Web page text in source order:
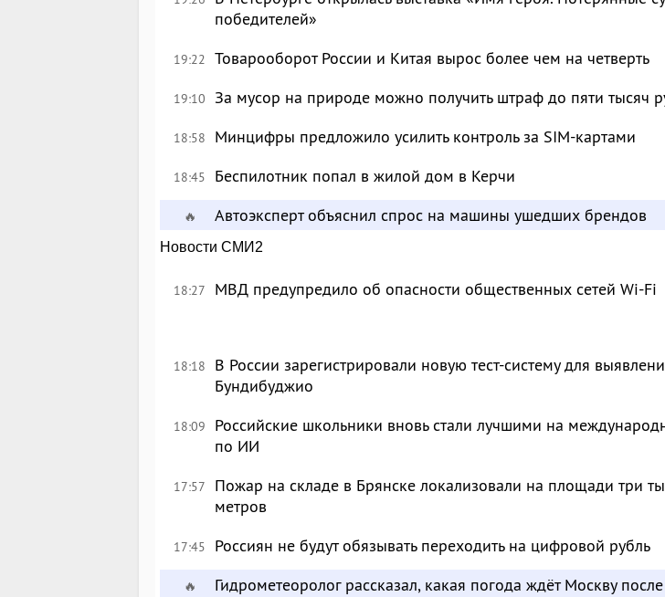
победителей»
19:22 Товарооборот России и Китая вырос более чем на четверть
19:10 За мусор на природе можно получить штраф до пяти тысяч
18:58 Минцифры предложило усилить контроль за SIM-картами
18:45 Беспилотник попал в жилой дом в Керчи
🔥 Автоэксперт объяснил спрос на машины ушедших брендов
Новости СМИ2
18:27 МВД предупредило об опасности общественных сетей Wi-Fi
18:18
В России зарегистрировали новую тест-систему для
Бундибуджио
18:09
Российские школьники вновь стали лучшими на
по ИИ
17:57
Пожар на складе в Брянске локализовали на площади три
метров
17:45 Россиян не будут обязывать переходить на цифровой рубль
🔥 Гидрометеоролог рассказал, какая погода ждёт Москву